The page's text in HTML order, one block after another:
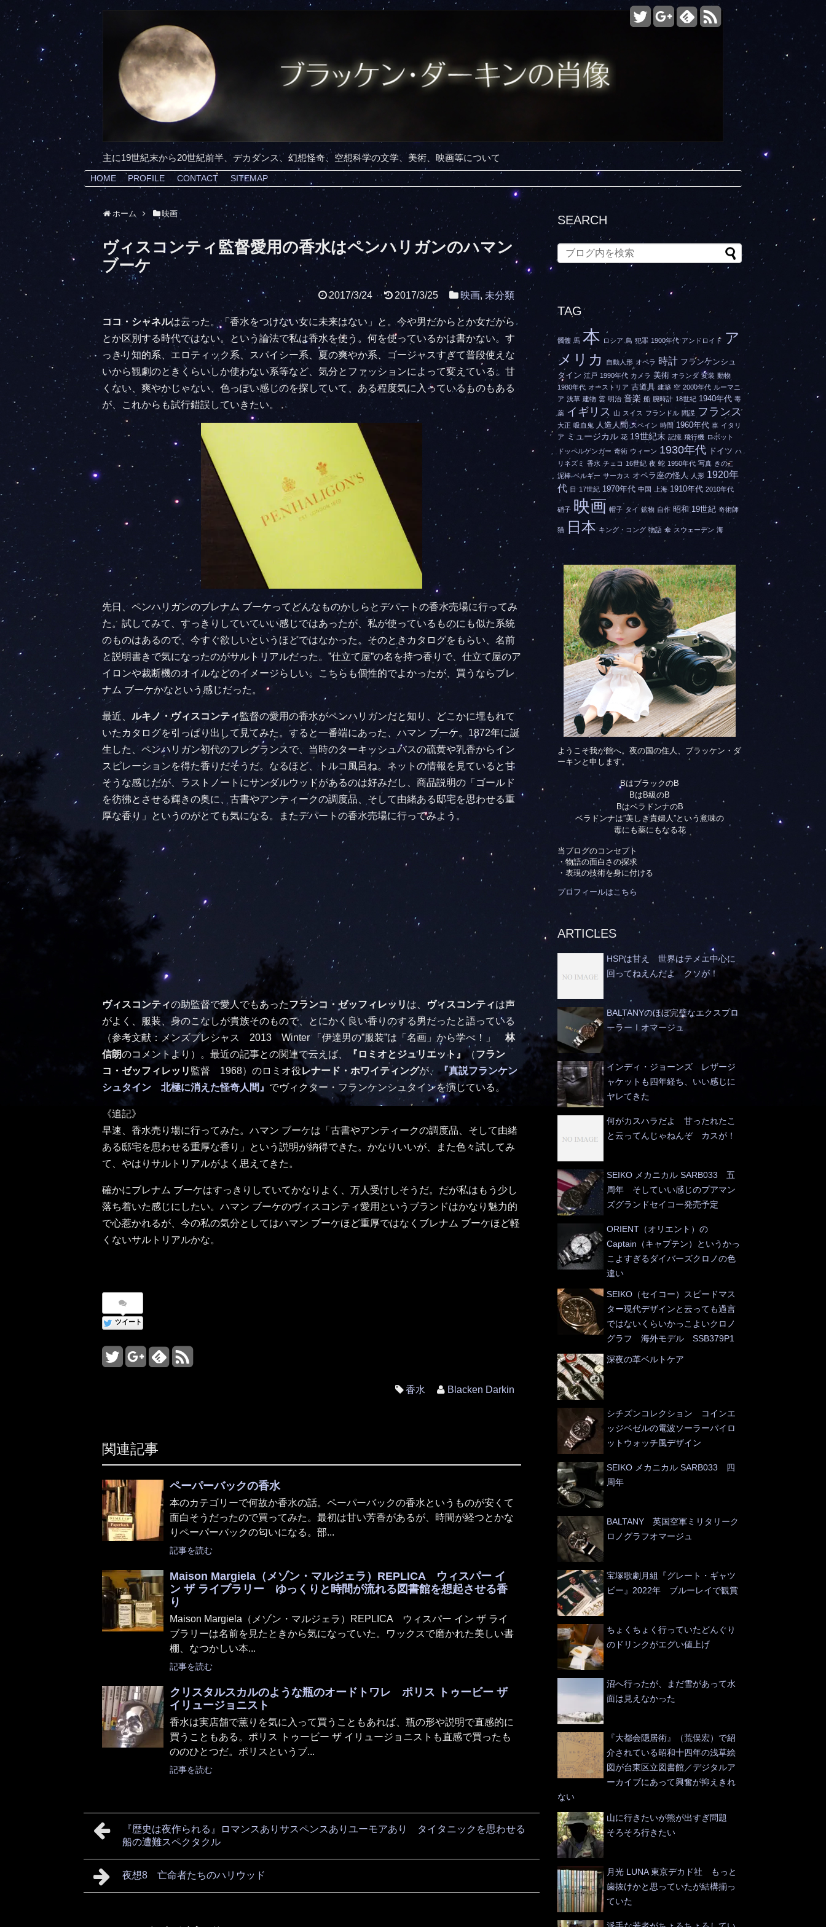
主に19世紀末から20世紀前半、デカダンス、幻想怪奇、空想科学の文学、美術、映画等について
HOME PROFILE CONTACT SITEMAP
ホーム 映画
ヴィスコンティ監督愛用の香水はペンハリガンのハマン
ブーケ
2017/3/24 2017/3/25 映画, 未分類
ココ・シャネルは云った。「香水をつけない女に未来はない」と。今や男だからとか女だから
とか区別する時代ではない。という論法で私は香水を使う。何を使っているかは書かない。す
っきり知的系、エロティック系、スパイシー系、夏の爽やか系、ゴージャスすぎて普段使えな
いから観劇のときくらいしか使わない系等など、気分とファッションによって変えている。甘
くない、爽やかじゃない、色っぽい感じのを探していて、ある程度気に入っているものもある
が、これからも試行錯誤していきたい。
先日、ペンハリガンのブレナム ブーケってどんなものかしらとデパートの香水売場に行ってみ
た。試してみて、すっきりしていていい感じではあったが、私が使っているものにも似た系統
のものはあるので、今すぐ欲しいというほどではなかった。そのときカタログをもらい、名前
と説明書きで気になったのがサルトリアルだった。”仕立て屋”の名を持つ香りで、仕立て屋のア
イロンや裁断機のオイルなどのイメージらしい。こちらも個性的でよかったが、買うならブレ
ナム ブーケかなという感じだった。
最近、 ルキノ・ヴィスコンティ監督の愛用の香水がペンハリガンだと知り、どこかに埋もれて
いたカタログを引っぱり出して見てみた。すると一番端にあった、ハマン ブーケ。1872年に誕
生した、ペンハリガン初代のフレグランスで、当時のターキッシュバスの硫黄や乳香からイン
スピレーションを得た香りだそうだ。なるほど、トルコ風呂ね。ネットの情報を見ていると甘
そうな感じだが、ラストノートにサンダルウッドがあるのは好みだし、商品説明の「ゴールド
を彷彿とさせる輝きの奥に、古書やアンティークの調度品、そして由緒ある邸宅を思わせる重
厚な香り」というのがとても気になる。またデパートの香水売場に行ってみよう。
ヴィスコンティの助監督で愛人でもあったフランコ・ゼッフィレッリ は、 ヴィスコンティは声
がよく、服装、身のこなしが貴族そのもので、とにかく良い香りのする男だったと語っている
（参考文献：メンズプレシャス 2013 Winter 「伊達男の”服装”は「名画」から学べ！」林
信朗のコメントより）。最近の記事との関連で云えば、 『ロミオとジュリエット』 （フラン
コ・ゼッフィレッリ 監督 1968）のロミオ役レナード・ホワイティングが、『真説フランケン
シュタイン 北極に消えた怪奇人間』 でヴィクター・フランケンシュタインを演じている。
《追記》
早速、香水売り場に行ってみた。ハマン ブーケは「古書やアンティークの調度品、そして由緒
ある邸宅を思わせる重厚な香り」という説明が納得できた。かなりいいが、また色々試してみ
て、やはりサルトリアルがよく思えてきた。
確かにブレナム ブーケはすっきりしていてかなりよく、万人受けしそうだ。だが私はもう少し
落ち着いた感じにしたい。ハマン ブーケのヴィスコンティ愛用というブランドはかなり魅力的
で心惹かれるが、今の私の気分としてはハマン ブーケほど重厚ではなくブレナム ブーケほど軽
くないサルトリアルかな。
ツイート
香水 Blacken Darkin
関連記事
ペーパーバックの香水
本のカテゴリーで何故か香水の話。ペーパーバックの香水というものが安くて
面白そうだったので買ってみた。最初は甘い芳香があるが、時間が経つとかな
りペーパーバックの匂いになる。部...
記事を読む
Maison Margiela（メゾン・マルジェラ）REPLICA ウィスパー イ
ン ザ ライブラリー ゆっくりと時間が流れる図書館を想起させる香
り
Maison Margiela（メゾン・マルジェラ）REPLICA ウィスパー イン ザ ライ
ブラリーは名前を見たときから気になっていた。ワックスで磨かれた美しい書
棚、なつかしい本...
記事を読む
クリスタルスカルのような瓶のオードトワレ ポリス トゥービー ザ
イリュージョニスト
香水は実店舗で薫りを気に入って買うこともあれば、瓶の形や説明で直感的に
買うこともある。ポリス トゥービー ザ イリュージョニストも直感で買ったも
ののひとつだ。ポリスというブ...
記事を読む
『歴史は夜作られる』ロマンスありサスペンスありユーモアあり タイタニックを思わせる
船の遭難スペクタクル
夜想8 亡命者たちのハリウッド
SEARCH
TAG
髑髏 馬 本 ロシア 鳥 犯罪 1900年代 アンドロイド ア
メリカ
自動人形 オペラ 時計 フランケンシュ
タイン 江戸 1990年代 カメラ 美術 オランダ 変装 動物
1980年代 オーストリア 古道具 建築 空 2000年代 ルーマニ
ア 浅草 建物 雲 明治 音楽 船 腕時計 18世紀 1940年代 毒
薬 イギリス 山 スイス フランドル 間諜 フランス
大正 吸血鬼 人造人間 スペイン 時間 1960年代 車 イタリ
ア
ミュージカル 花 19世紀末 記憶 飛行機 ロボット
ドッペルゲンガー 奇術 ウィーン 1930年代 ドイツ ハ
リネズミ 香水 チェコ 16世紀 夜 蛇 1950年代 写真 きのこ
泥棒 ベルギー サーカス オペラ座の怪人 人形 1920年
代 目 17世紀 1970年代 中国 上海 1910年代 2010年代
硝子 映画 帽子 タイ 鉱物 自作 昭和 19世紀 奇術師
猫 日本 キング・コング 物語 傘 スウェーデン 海
ようこそ我が館へ。夜の国の住人、ブラッケン・ダ
ーキンと申します。
BはブラックのB
BはB級のB
BはベラドンナのB
ベラドンナは”美しき貴婦人”という意味の
毒にも薬にもなる花
当ブログのコンセプト
・物語の面白さの探求
・表現の技術を身に付ける
プロフィールはこちら
ARTICLES
HSPは甘え 世界はテメエ中心に
回ってねえんだよ クソが！
BALTANYのほぼ完璧なエクスプロ
ーラーⅠオマージュ
インディ・ジョーンズ レザージ
ャケットも四年経ち、いい感じに
ヤレてきた
何がカスハラだよ 甘ったれたこ
と云ってんじゃねんぞ カスが！
SEIKO メカニカル SARB033 五
周年 そしていい感じのプアマン
ズグランドセイコー発売予定
ORIENT（オリエント）の
Captain（キャプテン）というかっ
こよすぎるダイバーズクロノの色
違い
SEIKO（セイコー）スピードマス
ター現代デザインと云っても過言
ではないくらいかっこよいクロノ
グラフ 海外モデル SSB379P1
深夜の革ベルトケア
シチズンコレクション コインエ
ッジベゼルの電波ソーラーパイロ
ットウォッチ風デザイン
SEIKO メカニカル SARB033 四
周年
BALTANY 英国空軍ミリタリーク
ロノグラフオマージュ
宝塚歌劇月組『グレート・ギャツ
ビー』2022年 ブルーレイで観賞
ちょくちょく行っていたどんぐり
のドリンクがエグい値上げ
沼へ行ったが、まだ雪があって水
面は見えなかった
『大都会隠居術』（荒俣宏）で紹
介されている昭和十四年の浅草絵
図が台東区立図書館／デジタルア
ーカイブにあって興奮が抑えきれ
ない
山に行きたいが熊が出すぎ問題
そろそろ行きたい
月光 LUNA 東京デカド社 もっと
歯抜けかと思っていたが結構揃っ
ていた